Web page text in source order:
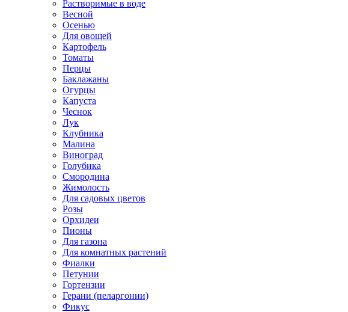
Растворимые в воде
Весной
Осенью
Для овощей
Картофель
Томаты
Перцы
Баклажаны
Огурцы
Капуста
Чеснок
Лук
Клубника
Малина
Виноград
Голубика
Смородина
Жимолость
Для садовых цветов
Розы
Орхидеи
Пионы
Для газона
Для комнатных растений
Фиалки
Петунии
Гортензии
Герани (пеларгонии)
Фикус